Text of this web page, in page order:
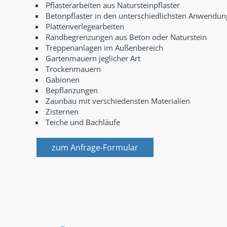
Pflasterarbeiten aus Natursteinpflaster
Betonpflaster in den unterschiedlichsten
Plattenverlegearbeiten
Randbegrenzungen aus Beton oder Naturstein
Treppenanlagen im Außenbereich
Gartenmauern jeglicher Art
Trockenmauern
Gabionen
Bepflanzungen
Zaunbau mit verschiedensten Materialien
Zisternen
Teiche und Bachläufe
zum Anfrage-Formular